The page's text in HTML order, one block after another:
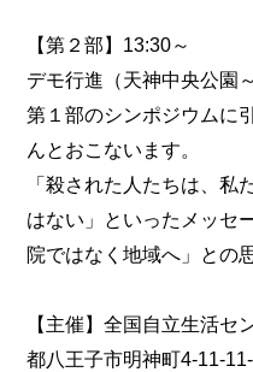
【第２部】13:30～
デモ行進（天神中央公園
第１部のシンポジウムに
んとおこないます。
「殺された人たちは、私
はない」といったメッセ
院ではなく地域へ」との
【主催】全国自立生活セ
都八王子市明神町4-11-